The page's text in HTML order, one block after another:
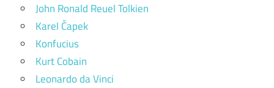
John Ronald Reuel Tolkien
Karel Čapek
Konfucius
Kurt Cobain
Leonardo da Vinci